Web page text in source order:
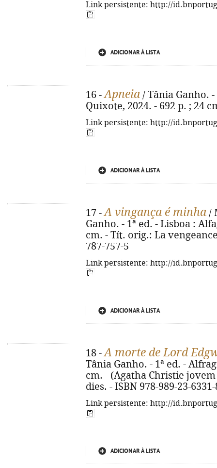
Link persistente: http://
ADICIONAR À LISTA
16 -Apneia / Tânia Ganho.
Quixote, 2024. - 692 p. ; 24
Link persistente: http://
ADICIONAR À LISTA
17 -A vingança é minha /
Ganho. - 1ª ed. - Lisboa :
cm. - Tít. orig.: La
787-757-5
Link persistente: http://
ADICIONAR À LISTA
18 -A morte de Lord
Tânia Ganho. - 1ª ed. -
cm. - (Agatha Christie
dies. - ISBN 978-989-23-
Link persistente: http://
ADICIONAR À LISTA